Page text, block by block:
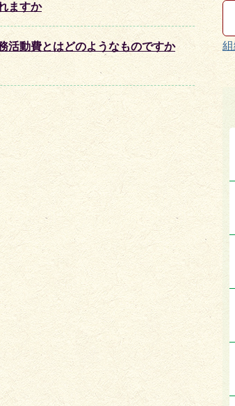
ますか
活動費とはどのようなものですか